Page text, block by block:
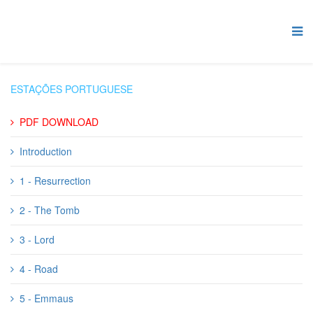
ESTAÇÕES PORTUGUESE
PDF DOWNLOAD
Introduction
1 - Resurrection
2 - The Tomb
3 - Lord
4 - Road
5 - Emmaus